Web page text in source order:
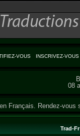
VOUS INSCRIVEZ-VOUS
08
Français. Rendez-vous
Trad-